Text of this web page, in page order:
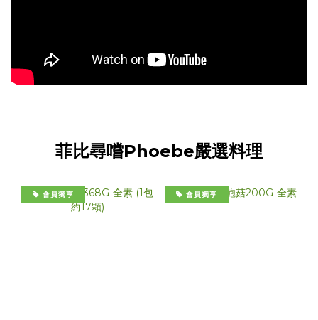
菲比尋嚐Phoebe嚴選料理
會員獨享 會員獨享